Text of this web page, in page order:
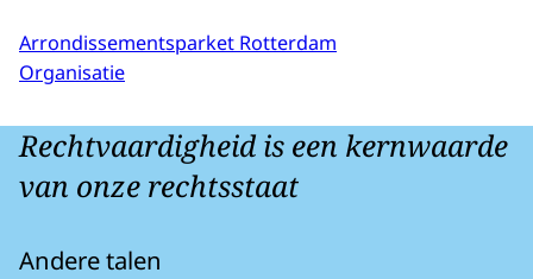
Arrondissementsparket Rotterdam
Organisatie
Rechtvaardigheid is een kernwaarde
van onze rechtsstaat
Andere talen